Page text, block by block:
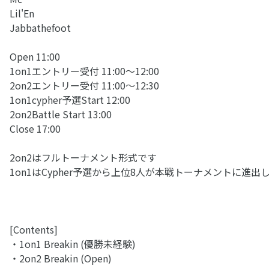
Lil'En
Jabbathefoot
Open 11:00
1on1エントリー受付 11:00〜12:00
2on2エントリー受付 11:00〜12:30
1on1cypher予選Start 12:00
2on2Battle Start 13:00
Close 17:00
2on2はフルトーナメント形式です
1on1はCypher予選から上位8人が本戦トーナメントに進出
[Contents]
・1on1 Breakin (優勝未経験)
・2on2 Breakin (Open)